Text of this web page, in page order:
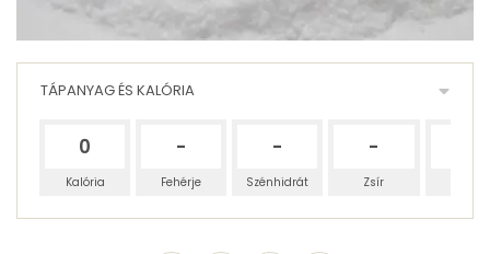
TÁPANYAG ÉS KALÓRIA
0
Kalória
-
Fehérje
-
Szénhidrát
-
Zsír